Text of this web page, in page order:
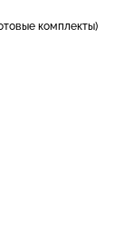
комплекты)